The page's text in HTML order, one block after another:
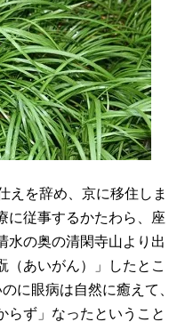
えを辞め、京に移住しま
に従事するかたわら、座
水の奥の清閑寺山より出
（あいがん）」したとこ
に眼病は自然に癒えて、
らず」なったということ